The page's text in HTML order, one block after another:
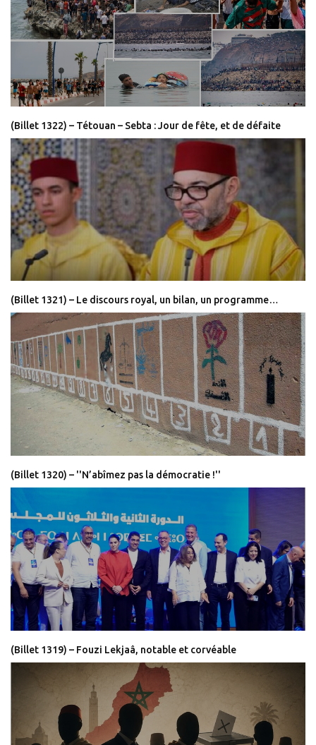
(Billet 1322) – Tétouan – Sebta : Jour de fête, et de défaite
(Billet 1321) – Le discours royal, un bilan, un programme…
(Billet 1320) – ''N’abîmez pas la démocratie !''
(Billet 1319) – Fouzi Lekjaâ, notable et corvéable